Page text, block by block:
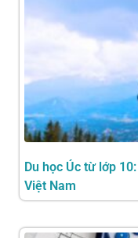
Du học Úc từ lớp
Việt Nam